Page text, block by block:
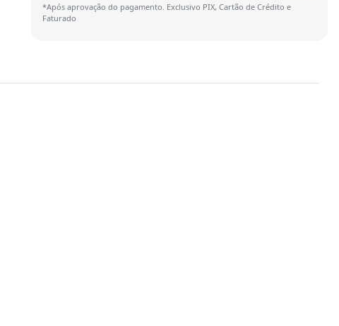
*Após aprovação do pagamento. Exclusivo PIX, Cartão de Crédito e
Faturado